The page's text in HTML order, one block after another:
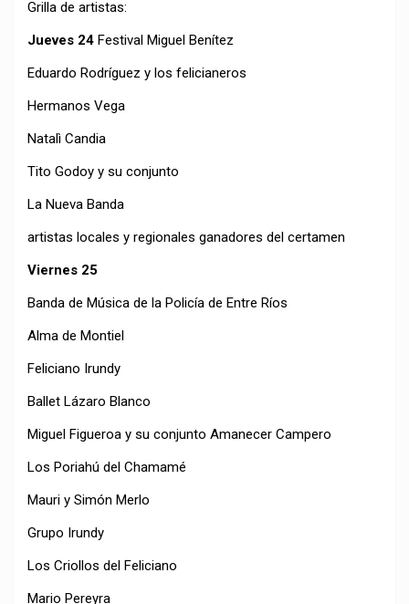
Grilla de artistas:
Jueves 24 Festival Miguel Benítez
Eduardo Rodríguez y los felicianeros
Hermanos Vega
Natalì Candia
Tito Godoy y su conjunto
La Nueva Banda
artistas locales y regionales ganadores del certamen
Viernes 25
Banda de Música de la Policía de Entre Ríos
Alma de Montiel
Feliciano Irundy
Ballet Lázaro Blanco
Miguel Figueroa y su conjunto Amanecer Campero
Los Poriahú del Chamamé
Mauri y Simón Merlo
Grupo Irundy
Los Criollos del Feliciano
Mario Pereyra